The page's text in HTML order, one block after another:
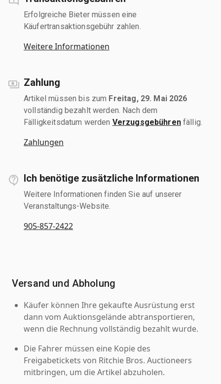
Erfolgreiche Bieter müssen eine
Käufertransaktionsgebühr zahlen.
Weitere Informationen
Zahlung
Artikel müssen bis zum Freitag, 29. Mai 2026
vollständig bezahlt werden. Nach dem
Fälligkeitsdatum werden Verzugsgebührenfällig.
Zahlungen
Ich benötige zusätzliche Informationen
Weitere Informationen finden Sie auf unserer
Veranstaltungs-Website.
905-857-2422
Versand und Abholung
Käufer können Ihre gekaufte Ausrüstung erst
dann vom Auktionsgelände abtransportieren,
wenn die Rechnung vollständig bezahlt wurde.
Die Fahrer müssen eine Kopie des
Freigabetickets von Ritchie Bros. Auctioneers
mitbringen, um die Artikel abzuholen.